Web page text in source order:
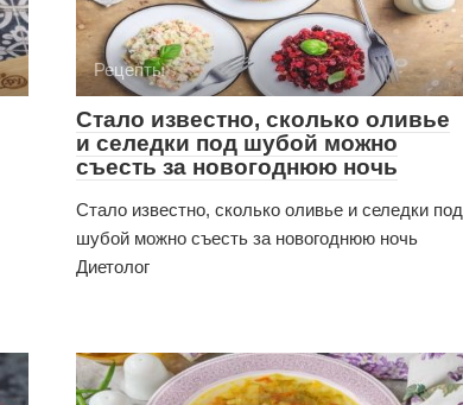
Рецепты
Стало известно, сколько оливье
и селедки под шубой можно
съесть за новогоднюю ночь
Стало известно, сколько оливье и селедки под
шубой можно съесть за новогоднюю ночь
Диетолог